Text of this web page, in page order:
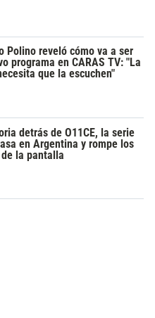
Polino reveló cómo va a ser
programa en CARAS TV: "La
que la escuchen"
detrás de O11CE, la serie
en Argentina y rompe los
la pantalla